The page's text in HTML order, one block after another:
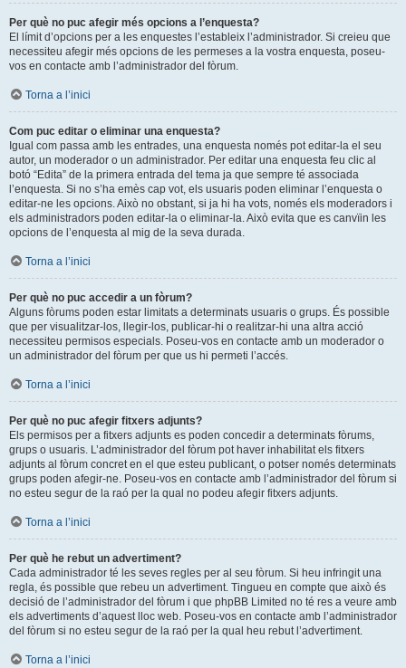
Per què no puc afegir més opcions a l’enquesta?
El límit d’opcions per a les enquestes l’estableix l’administrador. Si creieu que
necessiteu afegir més opcions de les permeses a la vostra enquesta, poseu-
vos en contacte amb l’administrador del fòrum.
Torna a l’inici
Com puc editar o eliminar una enquesta?
Igual com passa amb les entrades, una enquesta només pot editar-la el seu
autor, un moderador o un administrador. Per editar una enquesta feu clic al
botó “Edita” de la primera entrada del tema ja que sempre té associada
l’enquesta. Si no s’ha emès cap vot, els usuaris poden eliminar l’enquesta o
editar-ne les opcions. Això no obstant, si ja hi ha vots, només els moderadors i
els administradors poden editar-la o eliminar-la. Això evita que es canvïin les
opcions de l’enquesta al mig de la seva durada.
Torna a l’inici
Per què no puc accedir a un fòrum?
Alguns fòrums poden estar limitats a determinats usuaris o grups. És possible
que per visualitzar-los, llegir-los, publicar-hi o realitzar-hi una altra acció
necessiteu permisos especials. Poseu-vos en contacte amb un moderador o
un administrador del fòrum per que us hi permeti l’accés.
Torna a l’inici
Per què no puc afegir fitxers adjunts?
Els permisos per a fitxers adjunts es poden concedir a determinats fòrums,
grups o usuaris. L’administrador del fòrum pot haver inhabilitat els fitxers
adjunts al fòrum concret en el que esteu publicant, o potser només determinats
grups poden afegir-ne. Poseu-vos en contacte amb l’administrador del fòrum si
no esteu segur de la raó per la qual no podeu afegir fitxers adjunts.
Torna a l’inici
Per què he rebut un advertiment?
Cada administrador té les seves regles per al seu fòrum. Si heu infringit una
regla, és possible que rebeu un advertiment. Tingueu en compte que això és
decisió de l’administrador del fòrum i que phpBB Limited no té res a veure amb
els advertiments d’aquest lloc web. Poseu-vos en contacte amb l’administrador
del fòrum si no esteu segur de la raó per la qual heu rebut l’advertiment.
Torna a l’inici